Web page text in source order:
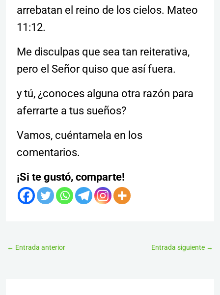
arrebatan el reino de los cielos. Mateo
11:12.
Me disculpas que sea tan reiterativa,
pero el Señor quiso que así fuera.
y tú, ¿conoces alguna otra razón para
aferrarte a tus sueños?
Vamos, cuéntamela en los
comentarios.
¡Si te gustó, comparte!
← Entrada anterior Entrada siguiente →